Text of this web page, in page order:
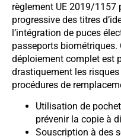
règlement UE 2019/
progressive des titres
l’intégration de puces
passeports biométriques.
déploiement complet est
drastiquement les risques
procédures de
Utilisation de
prévenir la copie à
Souscription à des